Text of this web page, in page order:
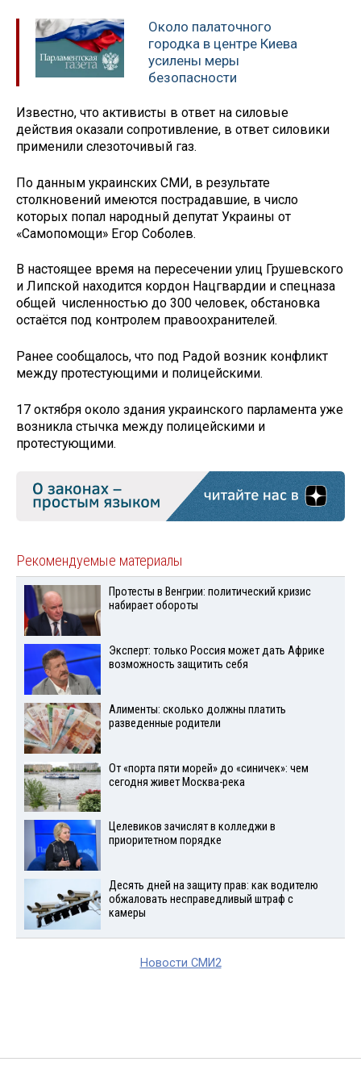
Около палаточного
городка в центре Киева
усилены меры
безопасности
Известно, что активисты в ответ на силовые
действия оказали сопротивление, в ответ силовики
применили слезоточивый газ.
По данным украинских СМИ, в результате
столкновений имеются пострадавшие, в число
которых попал народный депутат Украины от
«Самопомощи» Егор Соболев.
В настоящее время на пересечении улиц Грушевского
и Липской находится кордон Нацгвардии и спецназа
общей численностью до 300 человек, обстановка
остаётся под контролем правоохранителей.
Ранее сообщалось, что под Радой возник конфликт
между протестующими и полицейскими.
17 октября около здания украинского парламента уже
возникла стычка между полицейскими и
протестующими.
Рекомендуемые материалы
Протесты в Венгрии: политический кризис
набирает обороты
Эксперт: только Россия может дать Африке
возможность защитить себя
Алименты: сколько должны платить
разведенные родители
От «порта пяти морей» до «синичек»: чем
сегодня живет Москва-река
Целевиков зачислят в колледжи в
приоритетном порядке
Десять дней на защиту прав: как водителю
обжаловать несправедливый штраф с
камеры
Новости СМИ2